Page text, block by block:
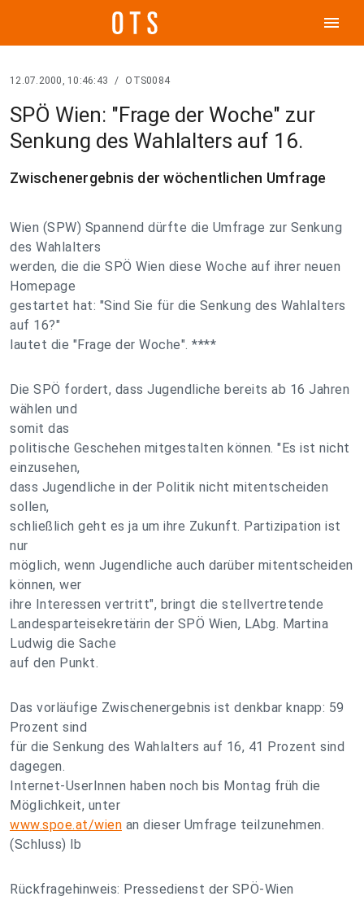
menu
12.07.2000, 10:46:43 / OTS0084
SPÖ Wien: "Frage der Woche" zur
Senkung des Wahlalters auf 16.
Zwischenergebnis der wöchentlichen Umfrage
Wien (SPW) Spannend dürfte die Umfrage zur Senkung
des Wahlalters
werden, die die SPÖ Wien diese Woche auf ihrer neuen
Homepage
gestartet hat: "Sind Sie für die Senkung des Wahlalters
auf 16?"
lautet die "Frage der Woche". ****
Die SPÖ fordert, dass Jugendliche bereits ab 16 Jahren
wählen und
somit das
politische Geschehen mitgestalten können. "Es ist nicht
einzusehen,
dass Jugendliche in der Politik nicht mitentscheiden
sollen,
schließlich geht es ja um ihre Zukunft. Partizipation ist
nur
möglich, wenn Jugendliche auch darüber mitentscheiden
können, wer
ihre Interessen vertritt", bringt die stellvertretende
Landesparteisekretärin der SPÖ Wien, LAbg. Martina
Ludwig die Sache
auf den Punkt.
Das vorläufige Zwischenergebnis ist denkbar knapp: 59
Prozent sind
für die Senkung des Wahlalters auf 16, 41 Prozent sind
dagegen.
Internet-UserInnen haben noch bis Montag früh die
Möglichkeit, unter
www.spoe.at/wien an dieser Umfrage teilzunehmen.
(Schluss) lb
Rückfragehinweis: Pressedienst der SPÖ-Wien